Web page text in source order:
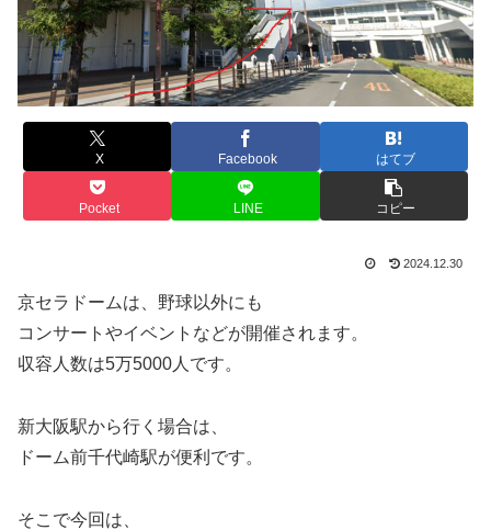
X Facebook はてブ
Pocket LINE コピー
2024.12.30
京セラドームは、野球以外にも
コンサートやイベントなどが開催されます。
収容人数は5万5000人です。
新大阪駅から行く場合は、
ドーム前千代崎駅が便利です。
そこで今回は、